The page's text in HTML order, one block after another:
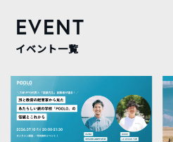
EVENT
イベント一覧